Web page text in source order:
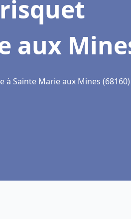
aux
Sainte Marie aux Mines (68160)